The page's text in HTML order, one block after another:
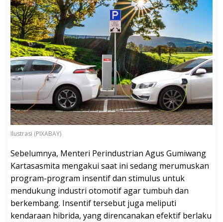
Ilustrasi (PIXABAY)
Sebelumnya, Menteri Perindustrian Agus Gumiwang
Kartasasmita mengakui saat ini sedang merumuskan
program-program insentif dan stimulus untuk
mendukung industri otomotif agar tumbuh dan
berkembang. Insentif tersebut juga meliputi
kendaraan hibrida, yang direncanakan efektif berlaku